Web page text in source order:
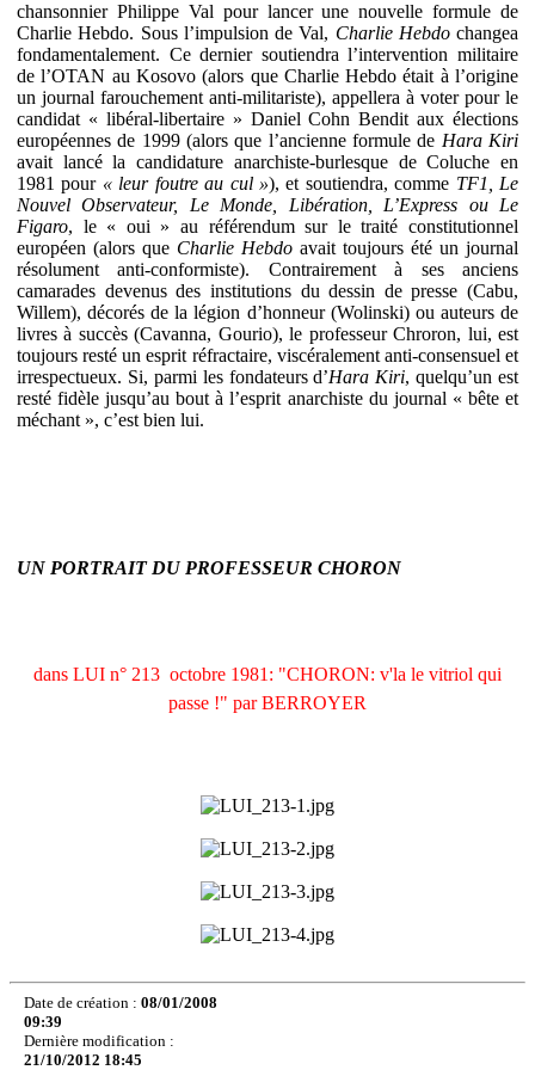
chansonnier Philippe Val pour lancer une nouvelle formule de
Charlie Hebdo. Sous l’impulsion de Val, Charlie Hebdochangea
fondamentalement. Ce dernier soutiendra l’intervention militaire
de l’OTAN au Kosovo (alors que Charlie Hebdo était à l’origine
un journal farouchement anti-militariste), appellera à voter pour le
candidat « libéral-libertaire » Daniel Cohn Bendit aux élections
européennes de 1999 (alors que l’ancienne formule de Hara Kiri
avait lancé la candidature anarchiste-burlesque de Coluche en
1981 pour « leur foutre au cul »), et soutiendra, comme TF1, Le
Nouvel Observateur, Le Monde, Libération, L’Express ou Le
Figaro, le « oui » au référendum sur le traité constitutionnel
européen (alors que Charlie Hebdo avait toujours été un journal
résolument anti-conformiste). Contrairement à ses anciens
camarades devenus des institutions du dessin de presse (Cabu,
Willem), décorés de la légion d’honneur (Wolinski) ou auteurs de
livres à succès (Cavanna, Gourio), le professeur Chroron, lui, est
toujours resté un esprit réfractaire, viscéralement anti-consensuel et
irrespectueux. Si, parmi les fondateurs d’Hara Kiri, quelqu’un est
resté fidèle jusqu’au bout à l’esprit anarchiste du journal « bête et
méchant », c’est bien lui.
UN PORTRAIT DU PROFESSEUR CHORON
dans LUI n° 213  octobre 1981: "CHORON: v'la le vitriol qui
passe !" par BERROYER
Date de création : 08/01/2008
09:39
Dernière modification :
21/10/2012 18:45